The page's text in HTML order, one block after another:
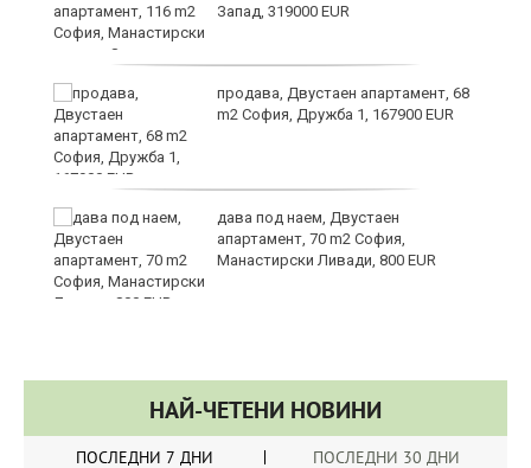
Запад, 319000 EUR
продава, Двустаен апартамент, 68
m2 София, Дружба 1, 167900 EUR
дава под наем, Двустаен
апартамент, 70 m2 София,
Манастирски Ливади, 800 EUR
НАЙ-ЧЕТЕНИ НОВИНИ
ПОСЛЕДНИ 7 ДНИ ПОСЛЕДНИ 30 ДНИ